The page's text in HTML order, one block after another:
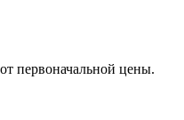
первоначальной цены.